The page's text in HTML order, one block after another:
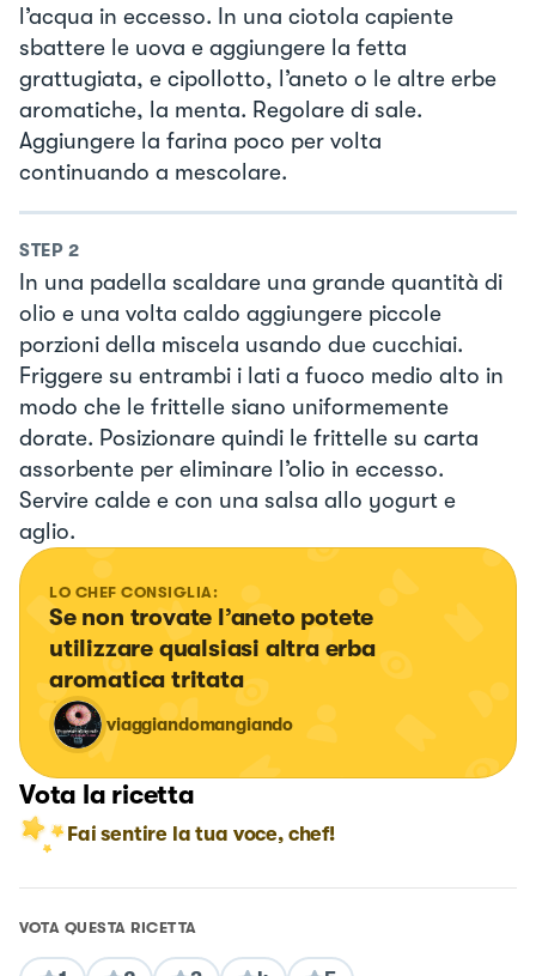
l’acqua in eccesso. In una ciotola capiente
sbattere le uova e aggiungere la fetta
grattugiata, e cipollotto, l’aneto o le altre erbe
aromatiche, la menta. Regolare di sale.
Aggiungere la farina poco per volta
continuando a mescolare.
STEP 2
In una padella scaldare una grande quantità di
olio e una volta caldo aggiungere piccole
porzioni della miscela usando due cucchiai.
Friggere su entrambi i lati a fuoco medio alto in
modo che le frittelle siano uniformemente
dorate. Posizionare quindi le frittelle su carta
assorbente per eliminare l’olio in eccesso.
Servire calde e con una salsa allo yogurt e
aglio.
LO CHEF CONSIGLIA:
Se non trovate l’aneto potete
utilizzare qualsiasi altra erba
aromatica tritata
viaggiandomangiando
Vota la ricetta
Fai sentire la tua voce, chef!
VOTA QUESTA RICETTA